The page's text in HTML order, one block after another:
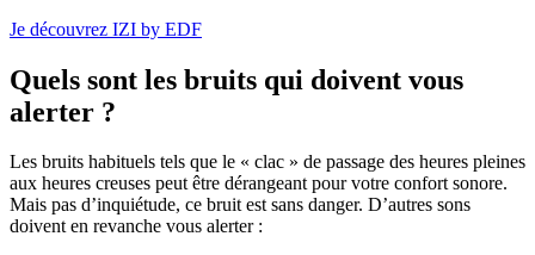
Je découvrez IZI by EDF
Quels sont les bruits qui doivent vous
alerter ?
Les bruits habituels tels que le « clac » de passage des heures pleines
aux heures creuses peut être dérangeant pour votre confort sonore.
Mais pas d’inquiétude, ce bruit est sans danger. D’autres sons
doivent en revanche vous alerter :